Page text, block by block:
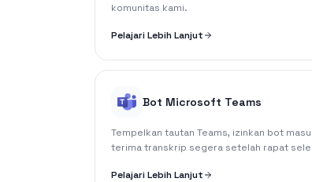
komunitas kami.
Pelajari Lebih Lanjut
Bot Microsoft Teams
Tempelkan tautan Teams, izinkan bot
terima transkrip segera setelah rapat
Pelajari Lebih Lanjut